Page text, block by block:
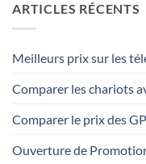
ARTICLES RÉCENTS
Meilleurs prix sur les
Comparer les chariots
Comparer le prix des
Ouverture de